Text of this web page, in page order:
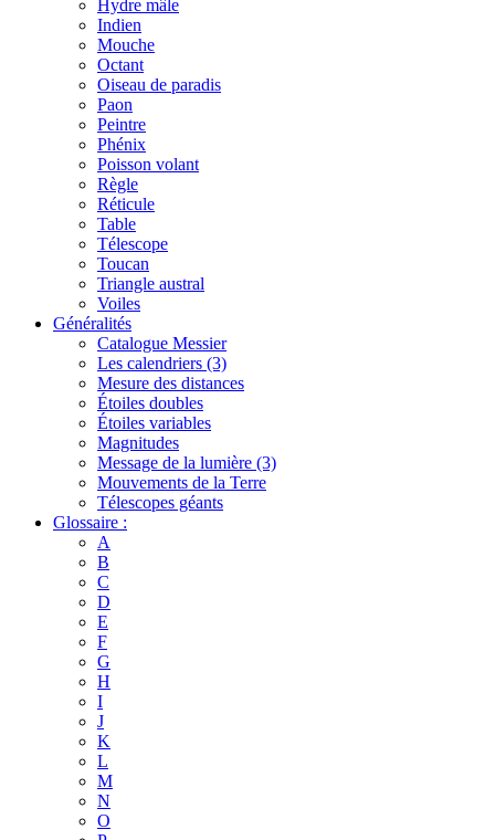
Hydre mâle
Indien
Mouche
Octant
Oiseau de paradis
Paon
Peintre
Phénix
Poisson volant
Règle
Réticule
Table
Télescope
Toucan
Triangle austral
Voiles
Généralités
Catalogue Messier
Les calendriers (3)
Mesure des distances
Étoiles doubles
Étoiles variables
Magnitudes
Message de la lumière (3)
Mouvements de la Terre
Télescopes géants
Glossaire :
A
B
C
D
E
F
G
H
I
J
K
L
M
N
O